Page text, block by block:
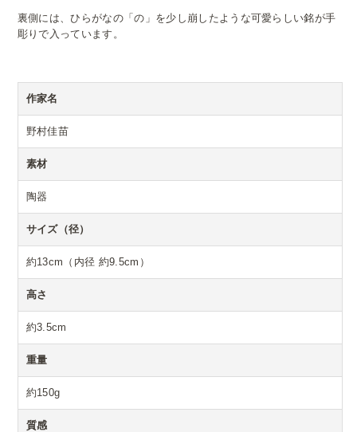
裏側には、ひらがなの「の」を少し崩したような可愛らしい銘が手
彫りで入っています。
作家名
野村佳苗
素材
陶器
サイズ（径）
約13cm（内径 約9.5cm）
高さ
約3.5cm
重量
約150g
質感